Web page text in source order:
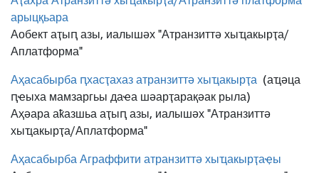
арыцқьара
Аобект аҭыԥ азы, иалышәх "Атранзиттә хыҵакырҭа/
Аплатформа"
Аҳасабырба ԥхасҭахаз атранзиттә хыҵакырҭа (аҵәца
ԥҽыха мамзаргьы даҽа шәарҭарақәак рыла)
Аҳәара аҟазшьа аҭыԥ азы, иалышәх "Атранзиттә
хыҵакырҭа/Аплатформа"
Аҳасабырба Аграффити атранзиттә хыҵакырҭаҿы